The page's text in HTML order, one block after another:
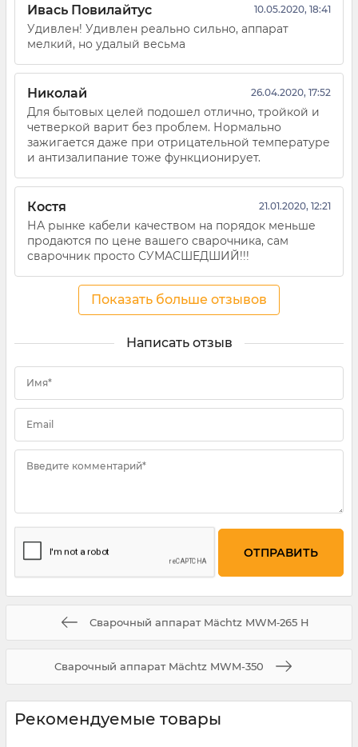
Ивась Повилайтус 10.05.2020, 18:41
Удивлен! Удивлен реально сильно, аппарат
мелкий, но удалый весьма
Николай 26.04.2020, 17:52
Для бытовых целей подошел отлично, тройкой и
четверкой варит без проблем. Нормально
зажигается даже при отрицательной температуре
и антизалипание тоже функционирует.
Костя 21.01.2020, 12:21
НА рынке кабели качеством на порядок меньше
продаются по цене вашего сварочника, сам
сварочник просто СУМАСШЕДШИЙ!!!
Показать больше отзывов
Написать отзыв
Имя*
Email
Введите комментарий*
Сварочный аппарат Mächtz MWM‑265 H
Сварочный аппарат Mächtz MWM-350
Рекомендуемые товары